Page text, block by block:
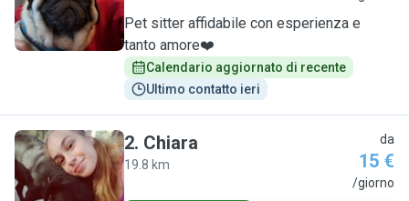
Pet sitter affidabile con esperienza e
tanto amore❤️
Calendario aggiornato di recente
Ultimo contatto ieri
C
2. Chiara
19.8 km
da
15 €
/giorno